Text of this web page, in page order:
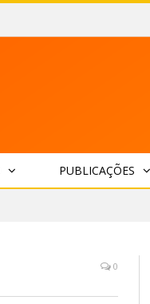
PUBLICAÇÕES
0